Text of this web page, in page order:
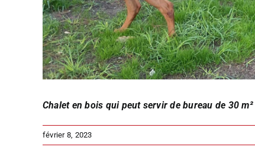
Chalet en bois qui peut servir de bureau de 30 m²
février 8, 2023